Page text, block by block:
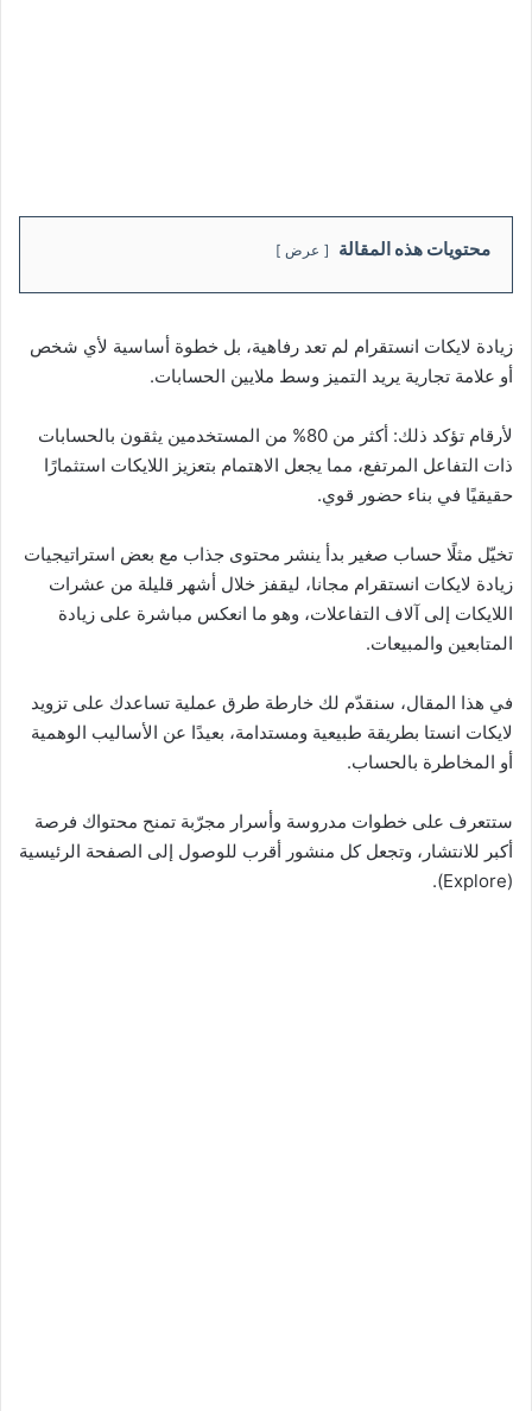
محتويات هذه المقالة عرض
زيادة لايكات انستقرام لم تعد رفاهية، بل خطوة أساسية لأي شخص
أو علامة تجارية يريد التميز وسط ملايين الحسابات.
لأرقام تؤكد ذلك: أكثر من 80% من المستخدمين يثقون بالحسابات
ذات التفاعل المرتفع، مما يجعل الاهتمام بتعزيز اللايكات استثمارًا
حقيقيًا في بناء حضور قوي.
تخيّل مثلًا حساب صغير بدأ ينشر محتوى جذاب مع بعض استراتيجيات
زيادة لايكات انستقرام مجانا، ليقفز خلال أشهر قليلة من عشرات
اللايكات إلى آلاف التفاعلات، وهو ما انعكس مباشرة على زيادة
المتابعين والمبيعات.
في هذا المقال، سنقدّم لك خارطة طرق عملية تساعدك على تزويد
لايكات انستا بطريقة طبيعية ومستدامة، بعيدًا عن الأساليب الوهمية
أو المخاطرة بالحساب.
ستتعرف على خطوات مدروسة وأسرار مجرّبة تمنح محتواك فرصة
أكبر للانتشار، وتجعل كل منشور أقرب للوصول إلى الصفحة الرئيسية
(Explore).